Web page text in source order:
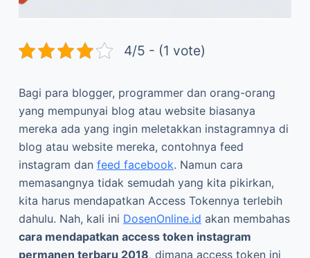
4/5 - (1 vote)
Bagi para blogger, programmer dan orang-orang
yang mempunyai blog atau website biasanya
mereka ada yang ingin meletakkan instagramnya di
blog atau website mereka, contohnya feed
instagram dan feed facebook. Namun cara
memasangnya tidak semudah yang kita pikirkan,
kita harus mendapatkan Access Tokennya terlebih
dahulu. Nah, kali ini DosenOnline.id akan membahas
cara mendapatkan access token instagram
permanen terbaru 2018, dimana access token ini